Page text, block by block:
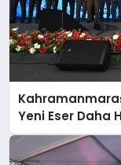
Yeni Eser Daha